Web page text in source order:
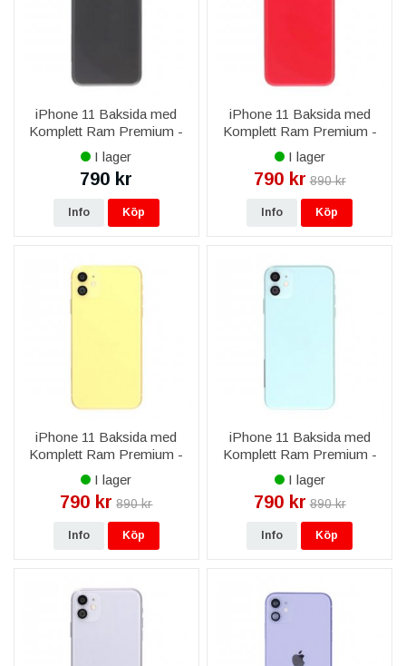
iPhone 11 Baksida med
Komplett Ram Premium -
Svart
I lager
790 kr
Info Köp
iPhone 11 Baksida med
Komplett Ram Premium -
Röd
I lager
790 kr 890 kr
Info Köp
iPhone 11 Baksida med
Komplett Ram Premium -
Gul
I lager
790 kr 890 kr
Info Köp
iPhone 11 Baksida med
Komplett Ram Premium -
Grön
I lager
790 kr 890 kr
Info Köp